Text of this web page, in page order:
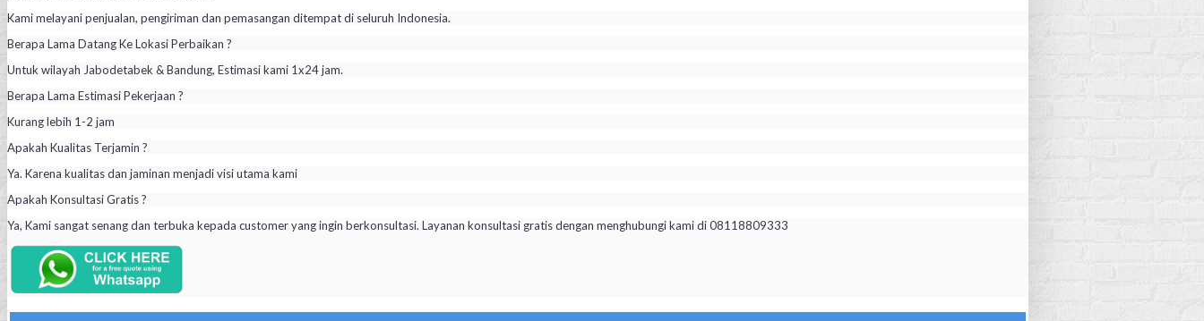
Kami melayani penjualan, pengiriman dan pemasangan ditempat di seluruh Indonesia.
Berapa Lama Datang Ke Lokasi Perbaikan ?
Untuk wilayah Jabodetabek & Bandung, Estimasi kami 1x24 jam.
Berapa Lama Estimasi Pekerjaan ?
Kurang lebih 1-2 jam
Apakah Kualitas Terjamin ?
Ya. Karena kualitas dan jaminan menjadi visi utama kami
Apakah Konsultasi Gratis ?
Ya, Kami sangat senang dan terbuka kepada customer yang ingin berkonsultasi. Layanan konsultasi gratis dengan menghubungi kami di 08118809333